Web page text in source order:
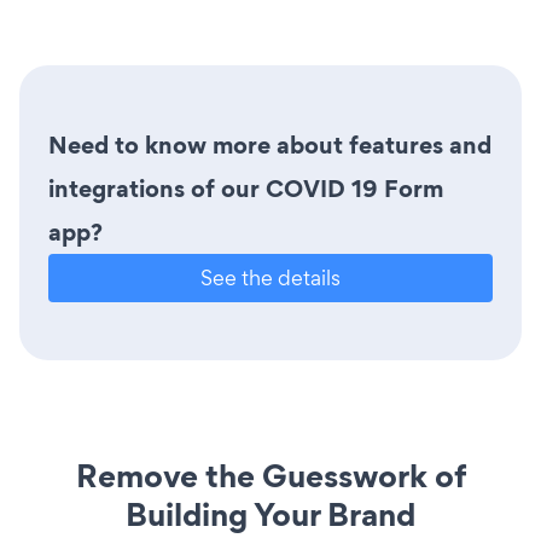
Need to know more about features and
integrations of our COVID 19 Form
app?
See the details
Remove the Guesswork of
Building Your Brand